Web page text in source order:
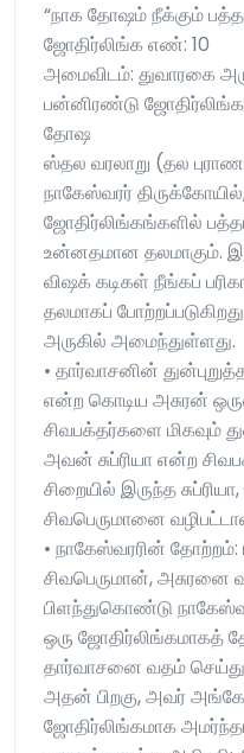
“நாக தோஷம் நீக்கும்
ஜோதிர்லிங்க எண்: 10
அமைவிடம்: துவாரகை
பன்னிரண்டு
தோஷ
ஸ்தல வரலாறு (தல
நாகேஸ்வரர்
ஜோதிர்லிங்கங்களில்
உன்னதமான தலமாகும்.
விஷக் கடிகள் நீங்கப்
தலமாகப்
அருகில் அமைந்துள்ளது.
• தார்வாசனின்
என்ற கொடிய அசுரன்
சிவபக்தர்களை மிகவும்
அவன் சுப்ரியா என்ற
சிறையில் இருந்த
சிவபெருமானை
• நாகேஸ்வரரின்
சிவபெருமான், அசுரனை
பிளந்துகொண்டு
ஒரு ஜோதிர்லிங்கமாகத்
தார்வாசனை வதம்
அதன் பிறகு, அவர்
ஜோதிர்லிங்கமாக